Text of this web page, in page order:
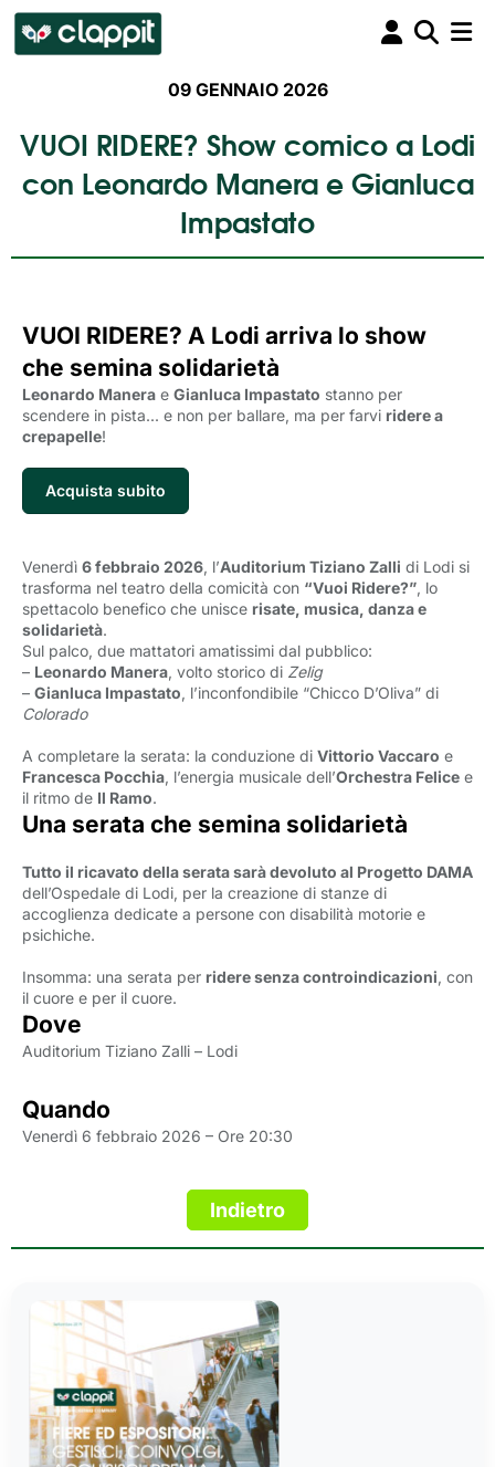
09 GENNAIO 2026
VUOI RIDERE? Show comico a Lodi
con Leonardo Manera e Gianluca
Impastato
VUOI RIDERE? A Lodi arriva lo show
che semina solidarietà
Leonardo Manera e Gianluca Impastato stanno per
scendere in pista... e non per ballare, ma per farvi ridere a
crepapelle!
Acquista subito
Venerdì 6 febbraio 2026, l’Auditorium Tiziano Zalli di Lodi si
trasforma nel teatro della comicità con “Vuoi Ridere?”, lo
spettacolo benefico che unisce risate, musica, danza e
solidarietà.
Sul palco, due mattatori amatissimi dal pubblico:
– Leonardo Manera, volto storico di Zelig
– Gianluca Impastato, l’inconfondibile “Chicco D’Oliva” di
Colorado
A completare la serata: la conduzione di Vittorio Vaccaro e
Francesca Pocchia, l’energia musicale dell’Orchestra Felice e
il ritmo de Il Ramo.
Una serata che semina solidarietà
Tutto il ricavato della serata sarà devoluto al Progetto DAMA
dell’Ospedale di Lodi, per la creazione di stanze di
accoglienza dedicate a persone con disabilità motorie e
psichiche.
Insomma: una serata per ridere senza controindicazioni, con
il cuore e per il cuore.
Dove
Auditorium Tiziano Zalli – Lodi
Quando
Venerdì 6 febbraio 2026 – Ore 20:30